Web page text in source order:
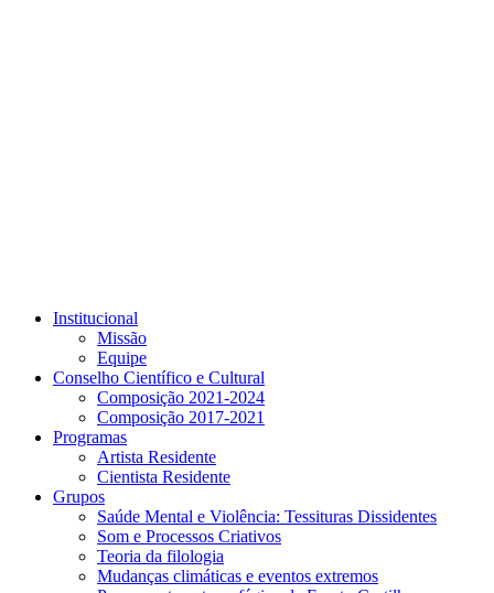
Institucional
Missão
Equipe
Conselho Científico e Cultural
Composição 2021-2024
Composição 2017-2021
Programas
Artista Residente
Cientista Residente
Grupos
Saúde Mental e Violência: Tessituras Dissidentes
Som e Processos Criativos
Teoria da filologia
Mudanças climáticas e eventos extremos